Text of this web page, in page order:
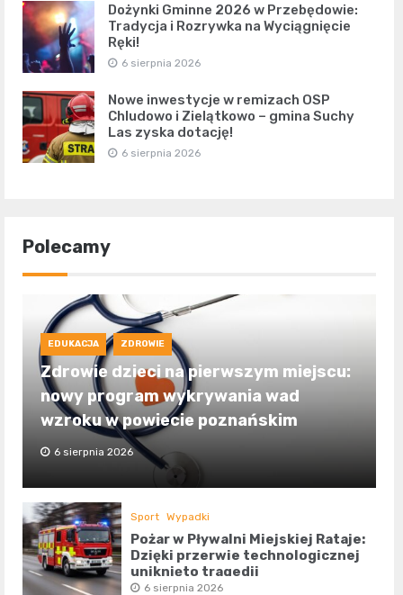
Dożynki Gminne 2026 w Przebędowie:
Tradycja i Rozrywka na Wyciągnięcie
Ręki!
6 sierpnia 2026
Nowe inwestycje w remizach OSP
Chludowo i Zielątkowo – gmina Suchy
Las zyska dotację!
6 sierpnia 2026
Polecamy
EDUKACJA ZDROWIE
Zdrowie dzieci na pierwszym miejscu:
nowy program wykrywania wad
wzroku w powiecie poznańskim
6 sierpnia 2026
Sport Wypadki
Pożar w Pływalni Miejskiej Rataje:
Dzięki przerwie technologicznej
uniknięto tragedii
6 sierpnia 2026